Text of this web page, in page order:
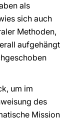
als
sich auch
Methoden,
aufgehängt
um im
des
Mission